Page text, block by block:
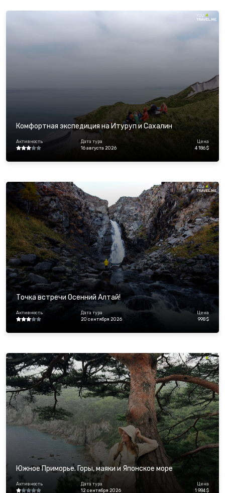
Комфортная экспедиция на Итуруп и Сахалин
Активность
Дата тура
16 августа 2026
Цена
4 186 $
Точка встречи Осенний Алтай!
Активность
Дата тура
20 сентября 2026
Цена
998 $
Южное Приморье. Горы, маяки и Японское море
Активность
Дата тура
12 сентября 2026
Цена
1 984 $